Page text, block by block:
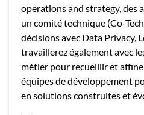
operations and strategy, des
un comité technique (Co-
décisions avec Data Privacy,
travaillerez également avec
métier pour recueillir et
équipes de développement
en solutions construites et